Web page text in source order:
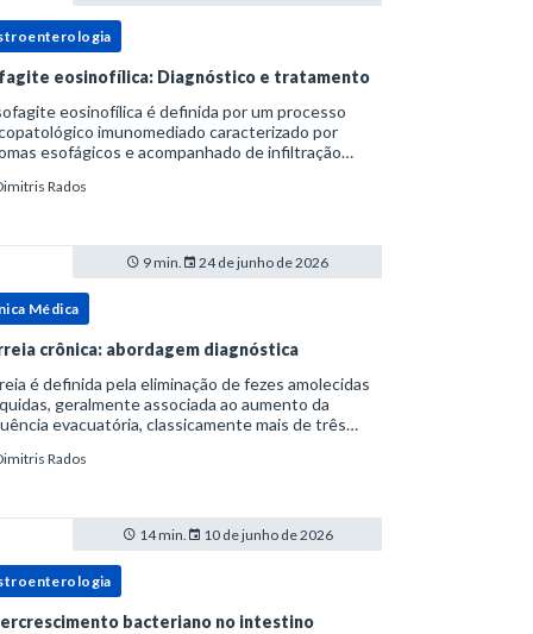
eosinofílica: Diagnóstico e tratamento
eosinofílica é definida por um processo
imunomediado caracterizado por
esofágicos e acompanhado de infiltração
do espectro da doença do refluxo gastr
Rados
9 min. 24 de junho de 2026
Médica
crônica: abordagem diagnóstica
é definida pela eliminação de fezes amolecidas
geralmente associada ao aumento da
evacuatória, classicamente mais de três
a consistência das fezes costuma s
Rados
14 min. 10 de junho de 2026
bacteriano no intestino